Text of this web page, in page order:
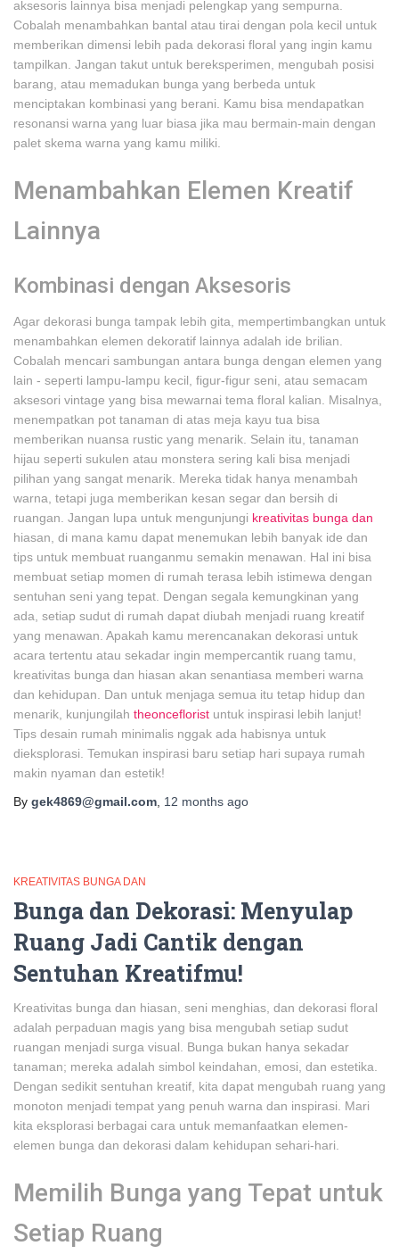
aksesoris lainnya bisa menjadi pelengkap yang sempurna.
Cobalah menambahkan bantal atau tirai dengan pola kecil untuk
memberikan dimensi lebih pada dekorasi floral yang ingin kamu
tampilkan. Jangan takut untuk bereksperimen, mengubah posisi
barang, atau memadukan bunga yang berbeda untuk
menciptakan kombinasi yang berani. Kamu bisa mendapatkan
resonansi warna yang luar biasa jika mau bermain-main dengan
palet skema warna yang kamu miliki.
Menambahkan Elemen Kreatif
Lainnya
Kombinasi dengan Aksesoris
Agar dekorasi bunga tampak lebih gita, mempertimbangkan untuk
menambahkan elemen dekoratif lainnya adalah ide brilian.
Cobalah mencari sambungan antara bunga dengan elemen yang
lain - seperti lampu-lampu kecil, figur-figur seni, atau semacam
aksesori vintage yang bisa mewarnai tema floral kalian. Misalnya,
menempatkan pot tanaman di atas meja kayu tua bisa
memberikan nuansa rustic yang menarik. Selain itu, tanaman
hijau seperti sukulen atau monstera sering kali bisa menjadi
pilihan yang sangat menarik. Mereka tidak hanya menambah
warna, tetapi juga memberikan kesan segar dan bersih di
ruangan. Jangan lupa untuk mengunjungi kreativitas bunga dan
hiasan, di mana kamu dapat menemukan lebih banyak ide dan
tips untuk membuat ruanganmu semakin menawan. Hal ini bisa
membuat setiap momen di rumah terasa lebih istimewa dengan
sentuhan seni yang tepat. Dengan segala kemungkinan yang
ada, setiap sudut di rumah dapat diubah menjadi ruang kreatif
yang menawan. Apakah kamu merencanakan dekorasi untuk
acara tertentu atau sekadar ingin mempercantik ruang tamu,
kreativitas bunga dan hiasan akan senantiasa memberi warna
dan kehidupan. Dan untuk menjaga semua itu tetap hidup dan
menarik, kunjungilah theonceflorist untuk inspirasi lebih lanjut!
Tips desain rumah minimalis nggak ada habisnya untuk
dieksplorasi. Temukan inspirasi baru setiap hari supaya rumah
makin nyaman dan estetik!
By gek4869@gmail.com 12 months ago
KREATIVITAS BUNGA DAN
Bunga dan Dekorasi: Menyulap
Ruang Jadi Cantik dengan
Sentuhan Kreatifmu!
Kreativitas bunga dan hiasan, seni menghias, dan dekorasi floral
adalah perpaduan magis yang bisa mengubah setiap sudut
ruangan menjadi surga visual. Bunga bukan hanya sekadar
tanaman; mereka adalah simbol keindahan, emosi, dan estetika.
Dengan sedikit sentuhan kreatif, kita dapat mengubah ruang yang
monoton menjadi tempat yang penuh warna dan inspirasi. Mari
kita eksplorasi berbagai cara untuk memanfaatkan elemen-
elemen bunga dan dekorasi dalam kehidupan sehari-hari.
Memilih Bunga yang Tepat untuk
Setiap Ruang